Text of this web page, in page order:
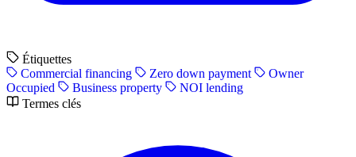
Étiquettes
Commercial financing
Zero down payment
Owner
Occupied
Business property
NOI lending
Termes clés